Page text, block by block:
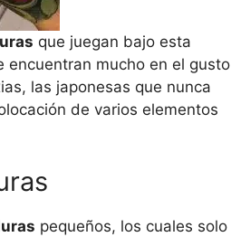
que juegan bajo esta
encuentran mucho en el gusto
las japonesas que nunca
de varios elementos
pequeños, los cuales solo